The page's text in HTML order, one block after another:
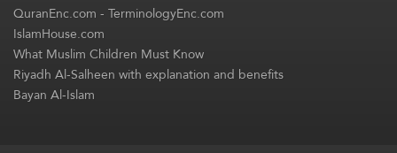
QuranEnc.com-TerminologyEnc.com
IslamHouse.com
What Muslim Children Must Know
Riyadh Al-Salheen with explanation and benefits
Bayan Al-Islam